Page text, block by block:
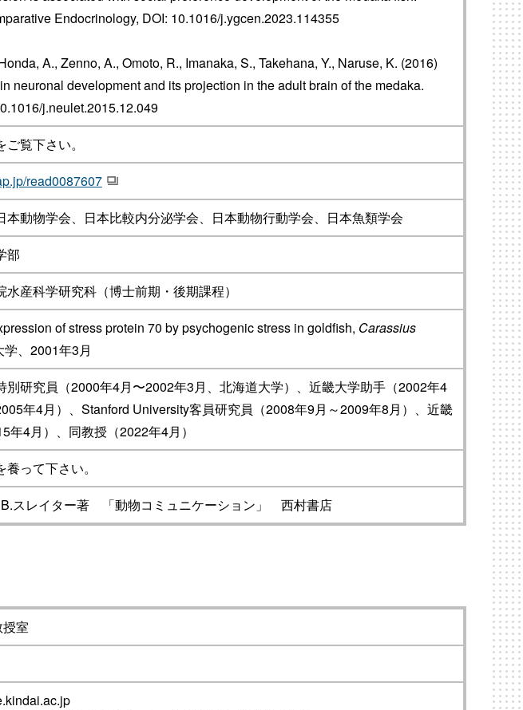
Endocrinology, DOI: 10.1016/j.ygcen.2023.114355
A., Zenno, A., Omoto, R., Imanaka, S., Takehana, Y., Naruse, K. (2016)
neuronal development and its projection in the adult brain of the medaka.
j.neulet.2015.12.049
覧下さい。
read0087607
本動物学会、日本比較内分泌学会、日本動物行動学会、日本魚類学会
部
産科学研究科（博士前期・後期課程）
of stress protein 70 by psychogenic stress in goldfish, Carassius
学、2001年3月
別研究員（2000年4月〜2002年3月、北海道大学）、近畿大学助手（2002年4
年4月）、Stanford University客員研究員（2008年9月～2009年8月）、近畿
年4月）、同教授（2022年4月）
って下さい。
スレイター著 「動物コミュニケーション」 西村書店
室